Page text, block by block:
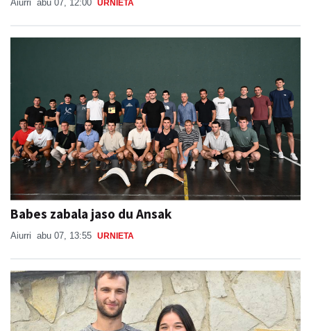
Aiurri abu 07, 12:00 URNIETA
Babes zabala jaso du Ansak
Aiurri abu 07, 13:55 URNIETA